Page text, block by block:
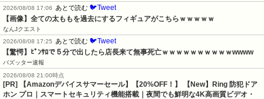
2026/08/08 17:06
あとで読む 🐦Tweet
【画像】全ての太ももを過去にするフィギュアがこちらｗｗｗｗｗ
なんJクエスト
2026/08/08 17:25
あとで読む 🐦Tweet
【驚愕】ﾋﾟﾝｻﾛで５分で出したら店長来て無事死亡ｗｗｗｗｗｗｗｗｗｗwwww
バズッター速報
2026/08/08 21:00時点
[PR] 【Amazonデバイスサマーセール】【20%OFF！】 【New】Ring 防犯ドア
ホン プロ｜スマートセキュリティ機能搭載｜夜間でも鮮明な4K高画質ビデオ・